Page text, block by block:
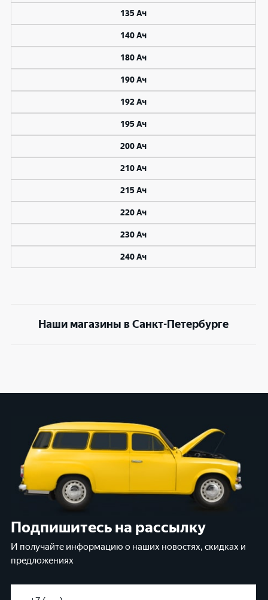
135 Ач
140 Ач
180 Ач
190 Ач
192 Ач
195 Ач
200 Ач
210 Ач
215 Ач
220 Ач
230 Ач
240 Ач
Наши магазины в Санкт-Петербурге
Подпишитесь на рассылку
И получайте информацию о наших новостях, скидках и
предложениях